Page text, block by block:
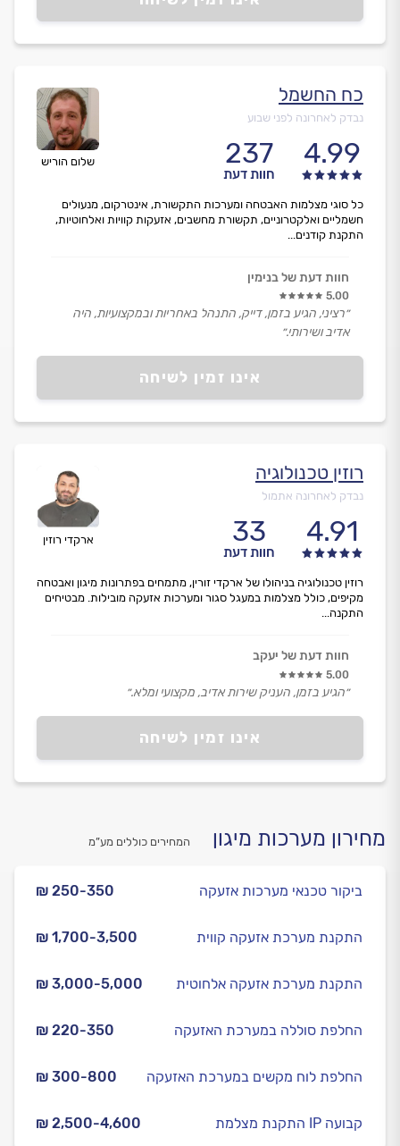
שלום הוריש
כח החשמל
נבדק לאחרונה לפני שבוע
4.99
237
חוות דעת
אינו זמין לשיחה
כל סוגי מצלמות האבטחה ומערכות התקשורת, אינטרקום, מנעולים
חשמליים ואלקטרוניים, תקשורת מחשבים, אזעקות קוויות ואלחוטיות,
התקנת קודנים...
חוות דעת של בנימין
5.00
״רציני, הגיע בזמן, דייק, התנהל באחריות ובמקצועיות, היה
אדיב ושירותי.״
ארקדי רוזין
רוזין טכנולוגיה
נבדק לאחרונה אתמול
4.91
33
חוות דעת
אינו זמין לשיחה
רוזין טכנולוגיה בניהולו של ארקדי זורין, מתמחים בפתרונות מיגון ואבטחה
מקיפים, כולל מצלמות במעגל סגור ומערכות אזעקה מובילות. מבטיחים
התקנה...
חוות דעת של יעקב
5.00
״הגיע בזמן, העניק שירות אדיב, מקצועי ומלא.״
מחירון מערכות מיגון המחירים כוללים מע”מ
₪ 250-350 ביקור טכנאי מערכות אזעקה
₪ 1,700-3,500 התקנת מערכת אזעקה קווית
₪ 3,000-5,000 התקנת מערכת אזעקה אלחוטית
₪ 220-350 החלפת סוללה במערכת האזעקה
₪ 300-800 החלפת לוח מקשים במערכת האזעקה
₪ 2,500-4,600 התקנת מצלמת IP קבועה